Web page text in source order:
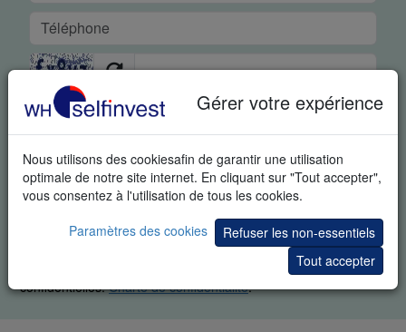
Gérer votre expérience
Nous utilisons des cookiesafin de garantir une utilisation
optimale de notre site internet. En cliquant sur "Tout accepter",
vous consentez à l'utilisation de tous les cookies.
Paramètres des cookies
Refuser les non-essentiels
Tout accepter
DÉMO GRATUITE EN TEMPS RÉEL
En demandant cet article vous reconnaissez spécifiquement
que nous pouvons vous envoyer des informations
supplémentaires sur le trading et des invitations à des
événements portant sur le trading. Vous pouvez à tout moment
vous désabonner de ces informations.
Tous les champs sont obligatoires. Vos données restent
confidentielles.Charte de confidentialité.